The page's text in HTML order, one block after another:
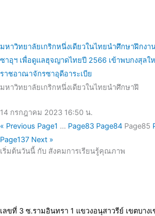
มหาวิทยาลัยเกริกหนึ่งเดียวในไทยนำศึกษาฝึกง
ซาอุฯ เพื่อดูแลฮุจญาดไทยปี 2566 เข้าพบกงสุลใ
ราชอาณาจักรซาอุดีอาระเบีย
มหาวิทยาลัยเกริกหนึ่งเดียวในไทยนำศึกษาฝึ
14 กรกฎาคม 2023 16:50 น.
« Previous Page1 … Page83 Page84 Page85
Page137 Next »
เริ่มต้นวันนี้ กับ สังคมการเรียนรู้คุณภาพ
เลขที่ 3 ซ.รามอินทรา 1 แขวงอนุสาวรีย์ เขตบาง